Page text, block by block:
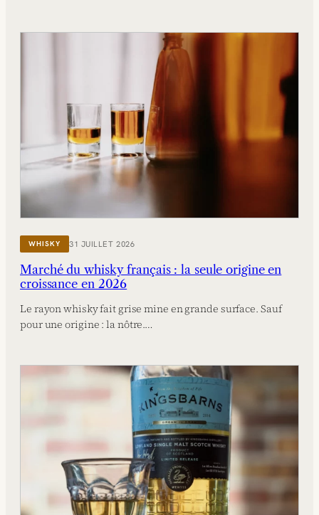
WHISKY 31 JUILLET 2026
Marché du whisky français : la seule origine en
croissance en 2026
Le rayon whisky fait grise mine en grande surface. Sauf
pour une origine : la nôtre.…